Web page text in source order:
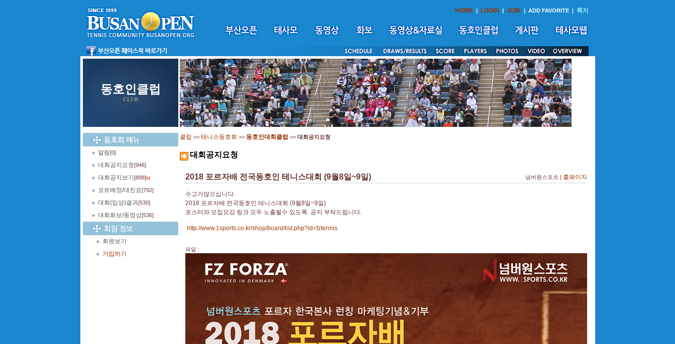
HOME | LOGIN | JOIN | ADD FAVORITE | 쪽지
동호인클럽
CLUB
알림[0]
대회공지요청[946]
대회공지보기 [898]
코트배정/대진표[792]
대회(입상)결과[530]
대회화보/동영상[536]
회원보기
가입하기
클럽 >> 테니스동호회 >> 동호인대회클럽 >> 대회공지요청
대회공지요청
2018 포르자배 전국동호인 테니스대회 (9월8일~9일) 넘버원스포츠 | 홈페이지
수고가많으십니다.
2018 포르자배 전국동호인 테니스대회 (9월8일~9일)
포스터와 모집요강 링크 모두 노출될수 있도록 공지 부탁드립니다.
http://www.1sports.co.kr/shop/board/list.php?id=fztennis
파일 :